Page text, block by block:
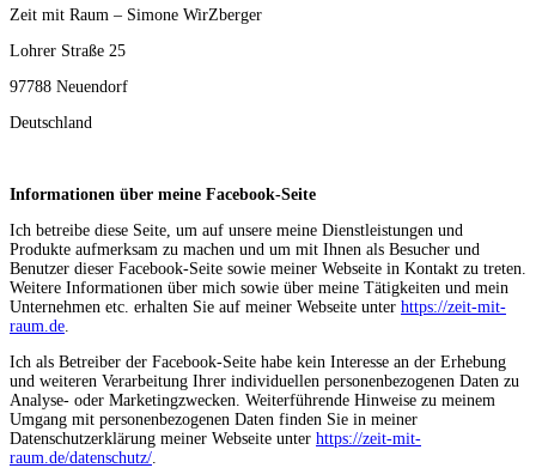
Zeit mit Raum – Simone WirZberger
Lohrer Straße 25
97788 Neuendorf
Deutschland
Informationen über meine Facebook-Seite
Ich betreibe diese Seite, um auf unsere meine Dienstleistungen und
Produkte aufmerksam zu machen und um mit Ihnen als Besucher und
Benutzer dieser Facebook-Seite sowie meiner Webseite in Kontakt zu treten.
Weitere Informationen über mich sowie über meine Tätigkeiten und mein
Unternehmen etc. erhalten Sie auf meiner Webseite unter https://zeit-mit-
raum.de
Ich als Betreiber der Facebook-Seite habe kein Interesse an der Erhebung
und weiteren Verarbeitung Ihrer individuellen personenbezogenen Daten zu
Analyse- oder Marketingzwecken. Weiterführende Hinweise zu meinem
Umgang mit personenbezogenen Daten finden Sie in meiner
Datenschutzerklärung meiner Webseite unter https://zeit-mit-
raum.de/datenschutz/